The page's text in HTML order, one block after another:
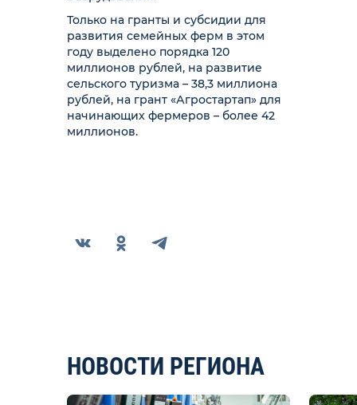
Только на гранты и субсидии для
развития семейных ферм в этом
году выделено порядка 120
миллионов рублей, на развитие
сельского туризма – 38,3 миллиона
рублей, на грант «Агростартап» для
начинающих фермеров – более 42
миллионов.
НОВОСТИ РЕГИОНА